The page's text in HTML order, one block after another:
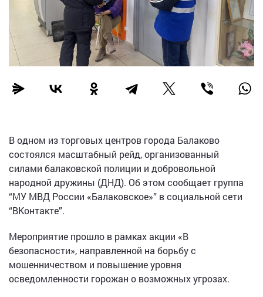
В одном из торговых центров города Балаково
состоялся масштабный рейд, организованный
силами балаковской полиции и добровольной
народной дружины (ДНД). Об этом сообщает группа
“МУ МВД России «Балаковское»” в социальной сети
“ВКонтакте”.
Мероприятие прошло в рамках акции «В
безопасности», направленной на борьбу с
мошенничеством и повышение уровня
осведомленности горожан о возможных угрозах.